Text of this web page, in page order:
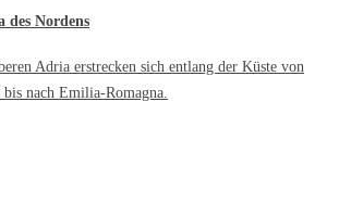
des Nordens
Adria erstrecken sich entlang der Küste von
nach Emilia-Romagna.